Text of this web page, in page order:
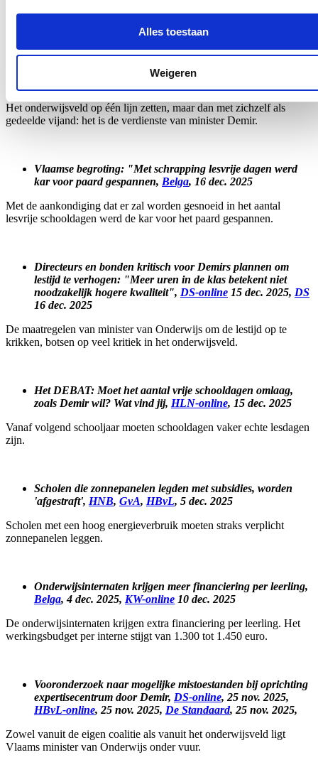
Alles toestaan
Weigeren
Ook scholieren geven Demir nu slechte punten,
Het onderwijsveld op één lijn zetten, maar dan met zichzelf als
gedeelde vijand: het is de verdienste van minister Demir.
Vlaamse begroting: "Met schrapping lesvrije dagen werd
kar voor paard gespannen, Belga, 16 dec. 2025
Met de aankondiging dat er zal worden gesnoeid in het aantal
lesvrije schooldagen werd de kar voor het paard gespannen.
Directeurs en bonden kritisch voor Demirs plannen om
lestijd te verhogen: "Meer uren in de klas betekent niet
noodzakelijk hogere kwaliteit", DS-online 15 dec. 2025, DS
16 dec. 2025
De maatregelen van minister van Onderwijs om de lestijd op te
krikken, botsen op veel kritiek in het onderwijsveld.
Het DEBAT: Moet het aantal vrije schooldagen omlaag,
zoals Demir wil? Wat vind jij, HLN-online, 15 dec. 2025
Vanaf volgend schooljaar moeten schooldagen vaker echte lesdagen
zijn.
Scholen die zonnepanelen legden met subsidies, worden
'afgestraft', HNB, GvA, HBvL, 5 dec. 2025
Scholen met een hoog energieverbruik moeten straks verplicht
zonnepanelen leggen.
Onderwijsinternaten krijgen meer financiering per leerling,
Belga, 4 dec. 2025, KW-online 10 dec. 2025
De onderwijsinternaten krijgen extra financiering per leerling. Het
werkingsbudget per interne stijgt van 1.300 tot 1.450 euro.
Vooronderzoek naar mogelijke mistoestanden bij oprichting
expertisecentrum door Demir, DS-online, 25 nov. 2025,
HBvL-online, 25 nov. 2025, De Standaard, 25 nov. 2025,
Zowel vanuit de eigen coalitie als vanuit het onderwijsveld ligt
Vlaams minister van Onderwijs onder vuur.